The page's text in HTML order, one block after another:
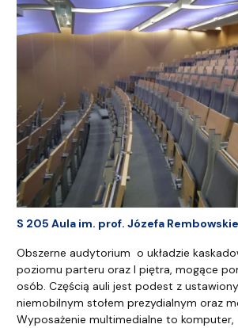
S 205 Aula im. prof. Józefa
Obszerne audytorium o układzie
poziomu parteru oraz I piętra, mogące
osób. Częścią auli jest podest z
niemobilnym stołem prezydialnym oraz
Wyposażenie multimedialne to